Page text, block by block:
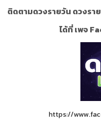
ติดตามดวงรายวัน ดวงรา
ได้ที่ เพจ
https://